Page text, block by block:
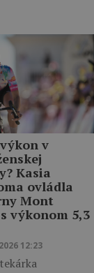
v
Kasia
ovládla
Mont
výkonom 5,3
12:23